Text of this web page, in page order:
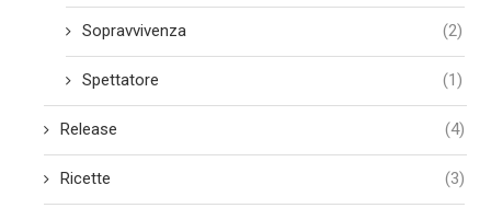
Sopravvivenza (2)
Spettatore (1)
Release (4)
Ricette (3)